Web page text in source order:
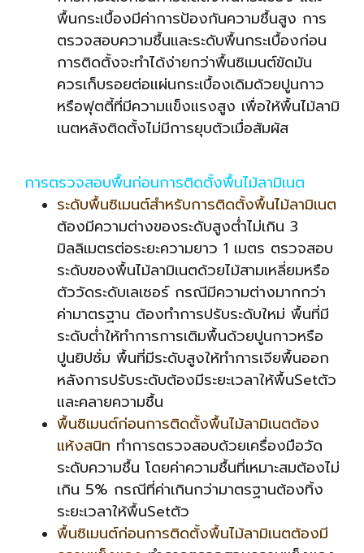
พื้นกระเบื้องมีค่าการป้องกันความชื้นสูง การ
ตรวจสอบความชื้นและระดับพื้นกระเบื้องก่อน
การติดตั้งจะทำได้ง่ายกว่าพื้นซิเมนต์ขัดมัน
ควรเก็บรอยต่อแผ่นกระเบื้องเดิมด้วยปูนกาว
หรือฟุตตี้ที่มีความแข็งแรงสูง เพื่อให้พื้นไม้ลามิ
เนตหลังติดตั้งไม่มีการยุบตัวเมื่อสัมผัส
การตรวจสอบพื้นก่อนการติดตั้งพื้นไม้ลามิเนต
ระดับพื้นซิเมนต์สำหรับการติดตั้งพื้นไม้ลามิเนต
ต้องมีความต่างของระดับสูงต่ำไม่เกิน 3
มิลลิเมตรต่อระยะความยาว 1 เมตร ตรวจสอบ
ระดับของพื้นไม้ลามิเนตด้วยไม้สามเหลี่ยมหรือ
ตัววัดระดับเลเซอร์ กรณีมีความต่างมากกว่า
ค่ามาตรฐาน ต้องทำการปรับระดับใหม่ พื้นที่มี
ระดับต่ำให้ทำการการเติมพื้นด้วยปูนกาวหรือ
ปูนยิปซั่ม พื้นที่มีระดับสูงให้ทำการเจียพื้นออก
หลังการปรับระดับต้องมีระยะเวลาให้พื้นSetตัว
และคลายความชื้น
พื้นซิเมนต์ก่อนการติดตั้งพื้นไม้ลามิเนตต้อง
แห้งสนิท ทำการตรวจสอบด้วยเครื่องมือวัด
ระดับความชื้น โดยค่าความชื้นที่เหมาะสมต้องไม่
เกิน 5% กรณีที่ค่าเกินกว่ามาตรฐานต้องทิ้ง
ระยะเวลาให้พื้นSetตัว
พื้นซิเมนต์ก่อนการติดตั้งพื้นไม้ลามิเนตต้องมี